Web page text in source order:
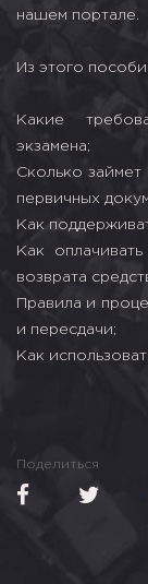
нашем портале.
Из этого
Какие
экзамена;
Сколько займет
первичных
Как
Как
возврата
Правила и
и пересдачи;
Как
Поделиться